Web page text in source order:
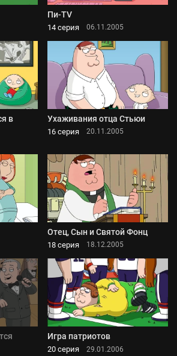
Пи-TV
14 серия 06.11.2005
в
Ухаживания отца Стьюи
16 серия 20.11.2005
Отец, Сын и Святой Фонц
18 серия 18.12.2005
Игра патриотов
20 серия 29.01.2006